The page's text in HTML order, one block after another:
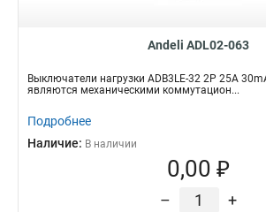
Andeli ADL02-063
Выключатели нагрузки ADB3LE-32 2P 25A
являются механическими коммутацион...
Подробнее
Наличие: В наличии
0,00 ₽
– +